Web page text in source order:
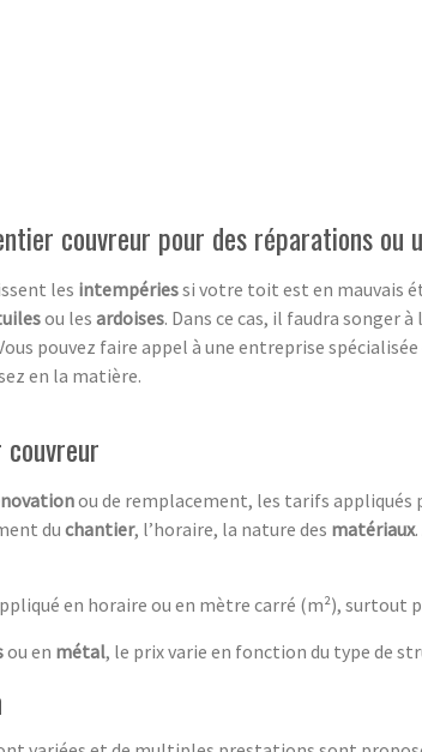
couvreur pour des réparations ou
les intempériessi votre toit est en mauvais
ou les ardoises. Dans ce cas, il faudra songer
pouvez faire appel à une entreprise
en la matière.
ou de remplacement, les tarifs appliqués
du chantier, l’horaire, la nature des matériaux
en horaire ou en mètre carré (m²), surtout
ou en métal, le prix varie en fonction du type de